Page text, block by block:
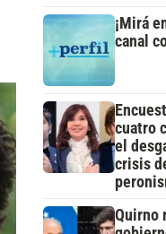
¡Mirá
canal
cuatro
el
crisis
Quirno